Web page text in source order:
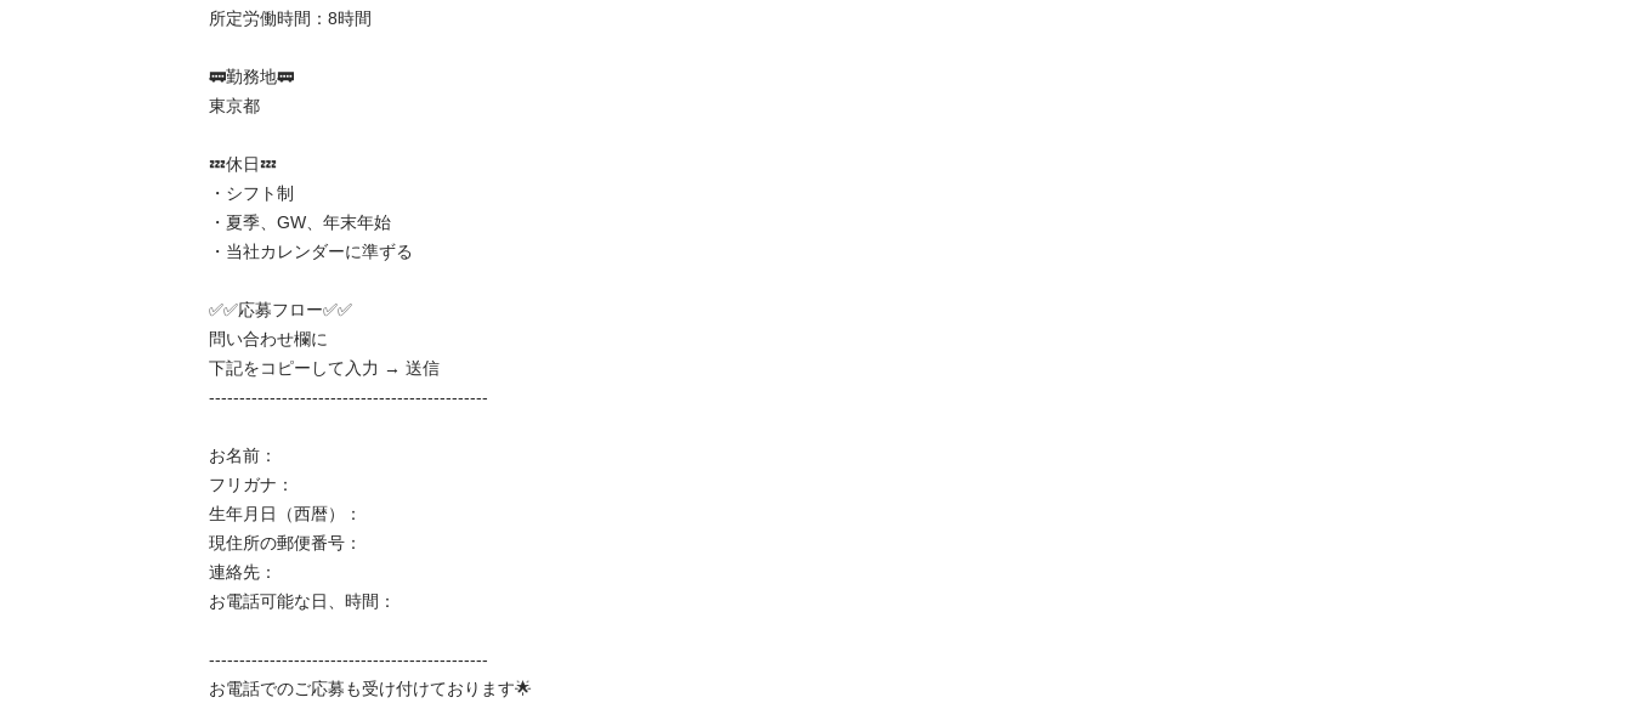
所定労働時間：8時間
🚃勤務地🚃
東京都
💤休日💤
・シフト制
・夏季、GW、年末年始
・当社カレンダーに準ずる
✅✅応募フロー✅✅
問い合わせ欄に
下記をコピーして入力 → 送信
----------------------------------------------
お名前：
フリガナ：
生年月日（西暦）：
現住所の郵便番号：
連絡先：
お電話可能な日、時間：
----------------------------------------------
お電話でのご応募も受け付けております🌟